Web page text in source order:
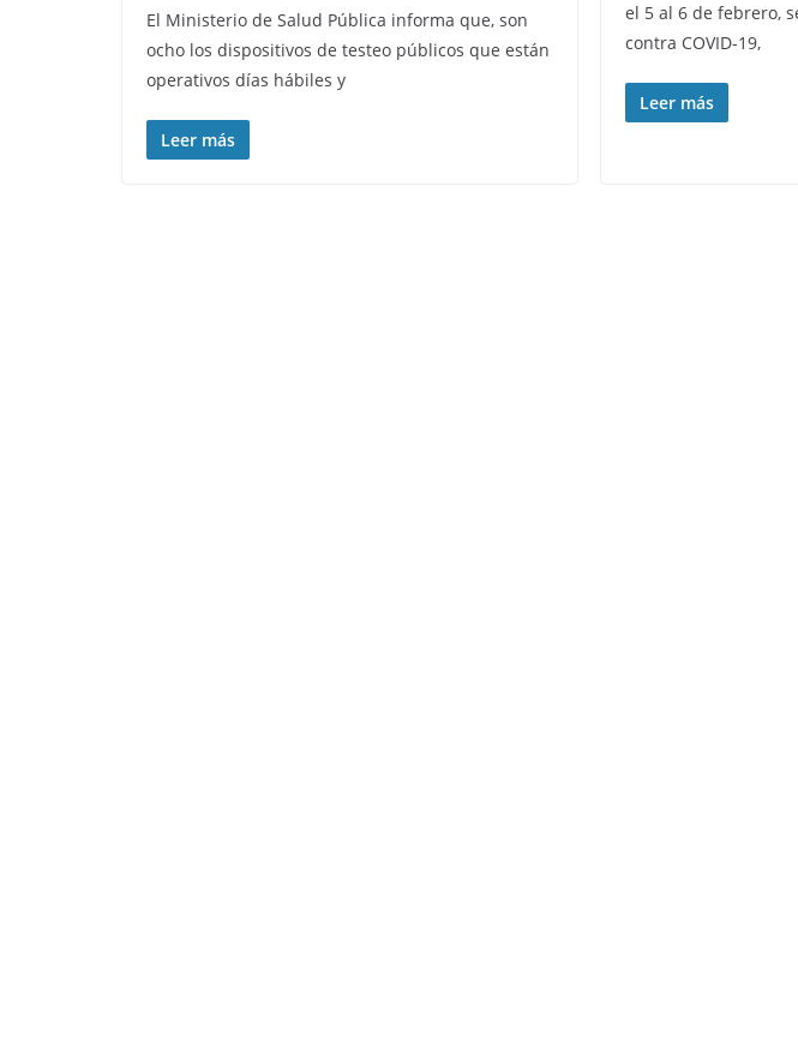
El Ministerio de Salud Pública informa que, son
ocho los dispositivos de testeo públicos que están
operativos días hábiles y
Leer más
el 5 al 6 de febrero,
contra COVID-19,
Leer más